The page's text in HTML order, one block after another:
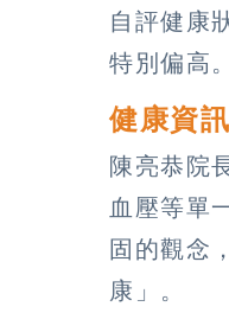
自評健康
特別偏高
健康資
陳亮恭院
血壓等單
固的觀念
康」。